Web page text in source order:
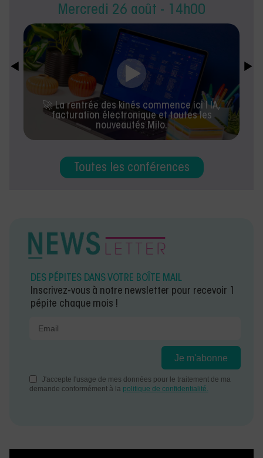
Mercredi 26 août - 14h00
🚀 La rentrée des kinés commence ici ! IA,
facturation électronique et toutes les
nouveautés Milo.
Toutes les conférences
DES PÉPITES DANS VOTRE BOÎTE MAIL
Inscrivez-vous à notre newsletter pour recevoir 1
pépite chaque mois !